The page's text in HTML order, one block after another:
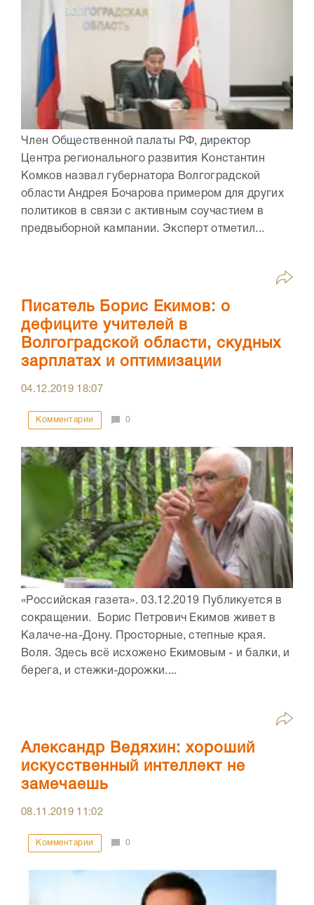
Член Общественной палаты РФ, директор
Центра регионального развития Константин
Комков назвал губернатора Волгоградской
области Андрея Бочарова примером для других
политиков в связи с активным соучастием в
предвыборной кампании. Эксперт отметил...
Писатель Борис Екимов: о
дефиците учителей в
Волгоградской области, скудных
зарплатах и оптимизации
04.12.2019 18:07
Комментарии 0
«Российская газета». 03.12.2019 Публикуется в
сокращении. Борис Петрович Екимов живет в
Калаче-на-Дону. Просторные, степные края.
Воля. Здесь всё исхожено Екимовым - и балки, и
берега, и стежки-дорожки....
Александр Ведяхин: хороший
искусственный интеллект не
замечаешь
08.11.2019 11:02
Комментарии 0